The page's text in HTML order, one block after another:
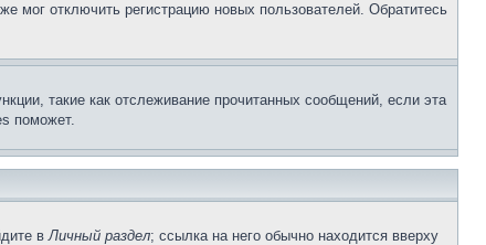
мог отключить регистрацию новых пользователей. Обратитесь
такие как отслеживание прочитанных сообщений, если эта
поможет.
вЛичный раздел; ссылка на него обычно находится вверху